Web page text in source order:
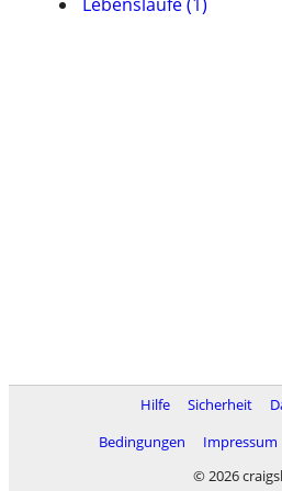
Hilfe Sicherheit
Bedingungen
Impressum
© 2026